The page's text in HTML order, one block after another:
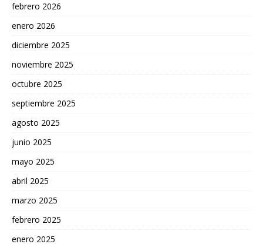
febrero 2026
enero 2026
diciembre 2025
noviembre 2025
octubre 2025
septiembre 2025
agosto 2025
junio 2025
mayo 2025
abril 2025
marzo 2025
febrero 2025
enero 2025